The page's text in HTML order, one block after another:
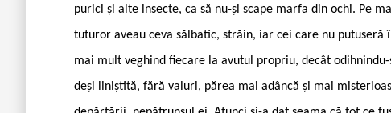
purici și alte insecte, ca să nu-și scape marfa din ochi. Pe
tuturor aveau ceva sălbatic, străin, iar cei care nu putuseră
mai mult veghind fiecare la avutul propriu, decât
deși liniștită, fără valuri, părea mai adâncă și mai